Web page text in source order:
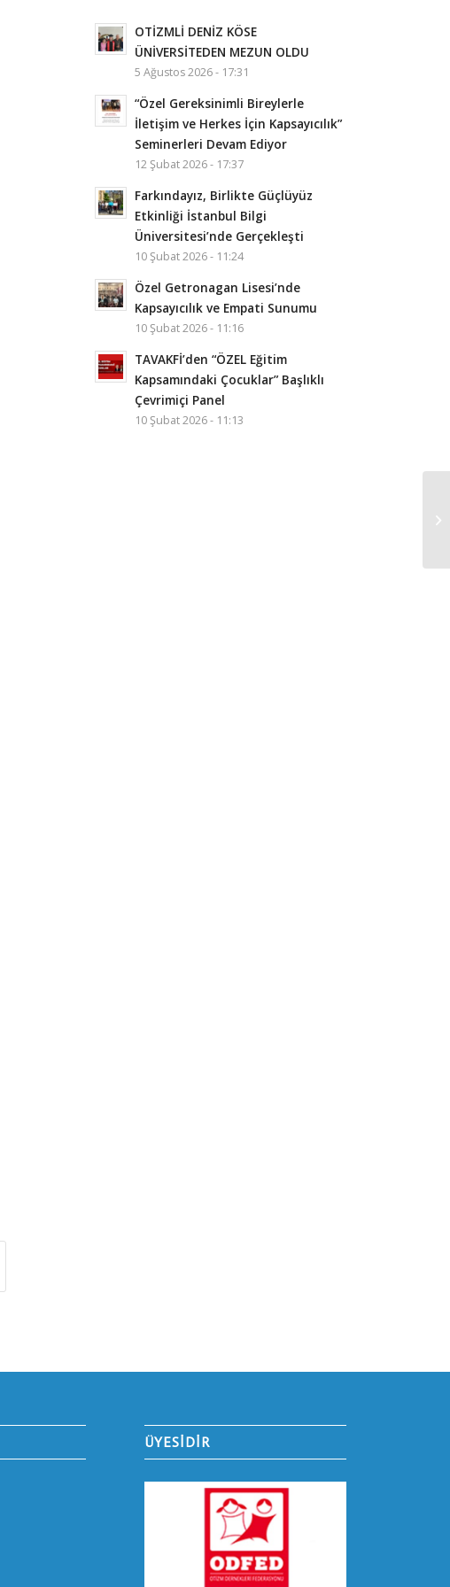
OTİZMLİ DENİZ KÖSE
ÜNİVERSİTEDEN MEZUN OLDU
5 Ağustos 2026 - 17:31
“Özel Gereksinimli Bireylerle
İletişim ve Herkes İçin Kapsayıcılık”
Seminerleri Devam Ediyor
12 Şubat 2026 - 17:37
Farkındayız, Birlikte Güçlüyüz
Etkinliği İstanbul Bilgi
Üniversitesi’nde Gerçekleşti
10 Şubat 2026 - 11:24
Özel Getronagan Lisesi’nde
Kapsayıcılık ve Empati Sunumu
10 Şubat 2026 - 11:16
TAVAKFİ’den “ÖZEL Eğitim
Kapsamındaki Çocuklar” Başlıklı
Çevrimiçi Panel
10 Şubat 2026 - 11:13
ÜYESİDİR